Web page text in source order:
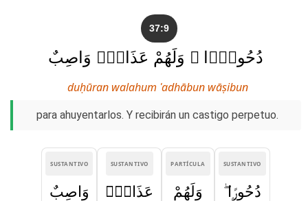
37:9
دُحُورًۭا ۖ وَلَهُمْ عَذَابٌۭ وَاصِبٌ
duḥūran walahum ʿadhābun wāṣibun
para ahuyentarlos. Y recibirán un castigo perpetuo.
SUSTANTIVO
دُحُورًۭا ۖ
PARTÍCULA
وَلَهُمْ
SUSTANTIVO
عَذَابٌۭ
SUSTANTIVO
وَاصِبٌ